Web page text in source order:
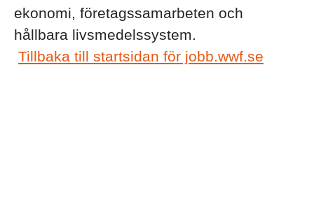
ekonomi, företagssamarbeten och
hållbara livsmedelssystem.
Tillbaka till startsidan för jobb.wwf.se